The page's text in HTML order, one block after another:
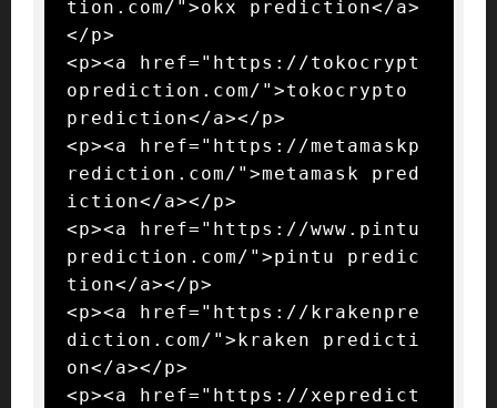
tion.com/">okx prediction</a>
</p>
<p><a href="https://tokocrypt
oprediction.com/">tokocrypto
prediction</a></p>
<p><a href="https://metamaskp
rediction.com/">metamask pred
iction</a></p>
<p><a href="https://www.pintu
prediction.com/">pintu predic
tion</a></p>
<p><a href="https://krakenpre
diction.com/">kraken predicti
on</a></p>
<p><a href="https://xepredict